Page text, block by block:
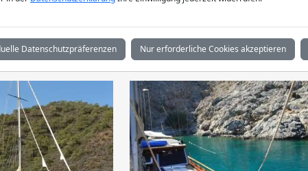
Datenschutzpräferenzen Nur erforderliche Cookies akzeptieren